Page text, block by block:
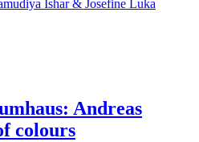
Ishar & Josefine Luka
Andreas
colours